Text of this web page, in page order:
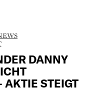
DANNY
AKTIE STEIGT